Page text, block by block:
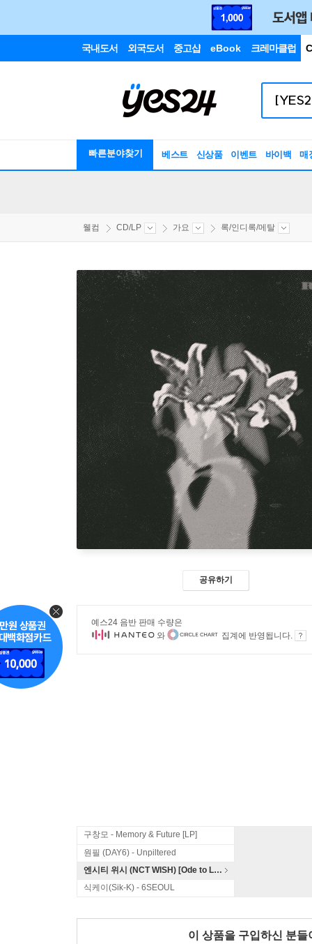
국내도서 외국도서 중고샵 eBook 크레마클럽
빠른분야찾기 베스트 신상품 이벤트 바이백 매
웰컴 CD/LP 가요 록/인디록/메탈
공유하기
예스24 음반 판매 수량은
와
집계에 반영됩니다.
구창모 - Memory & Future [LP]
원필 (DAY6) - Unpiltered
엔시티 위시 (NCT WISH) [Ode to Love]
식케이(Sik-K) - 6SEOUL
이 상품을 구입하신 분